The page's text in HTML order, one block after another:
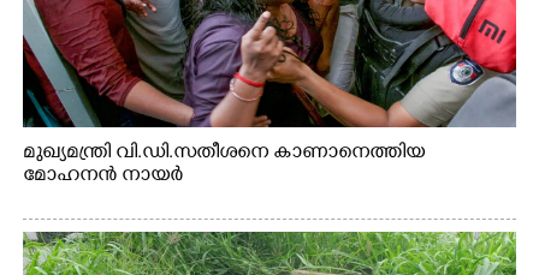
മുഖ്യമന്ത്രി വി.ഡി.സതീശനെ കാണാനെത്തിയ
മോഹനൻ നായർ